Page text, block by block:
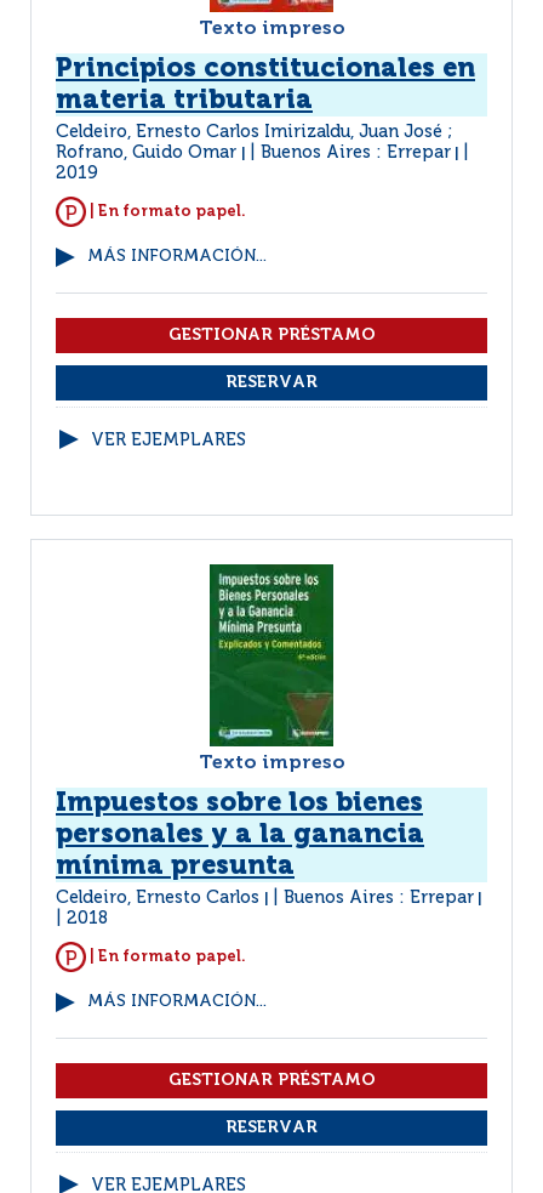
Texto impreso
Principios constitucionales en
materia tributaria
Celdeiro, Ernesto Carlos Imirizaldu, Juan José ;
Rofrano, Guido Omar
Buenos Aires : Errepar
2019
| En formato papel.
MÁS INFORMACIÓN...
VER EJEMPLARES
Texto impreso
Impuestos sobre los bienes
personales y a la ganancia
mínima presunta
Celdeiro, Ernesto Carlos Buenos Aires : Errepar
2018
| En formato papel.
MÁS INFORMACIÓN...
VER EJEMPLARES